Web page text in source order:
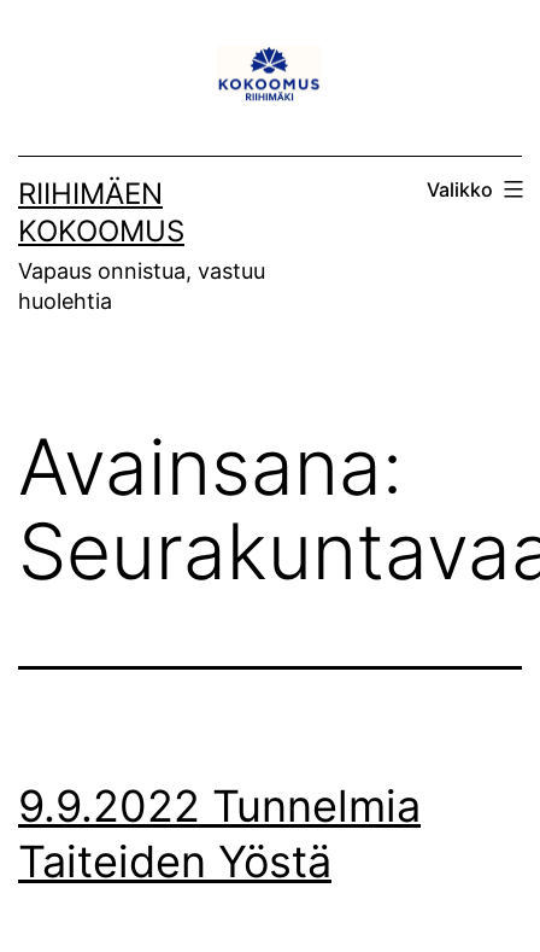
RIIHIMÄEN
KOKOOMUS
Vapaus onnistua, vastuu
huolehtia
Valikko
Avainsana:
9.9.2022 Tunnelmia
Taiteiden Yöstä